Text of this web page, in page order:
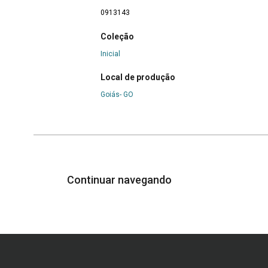
0913143
Coleção
Inicial
Local de produção
Goiás- GO
Continuar navegando